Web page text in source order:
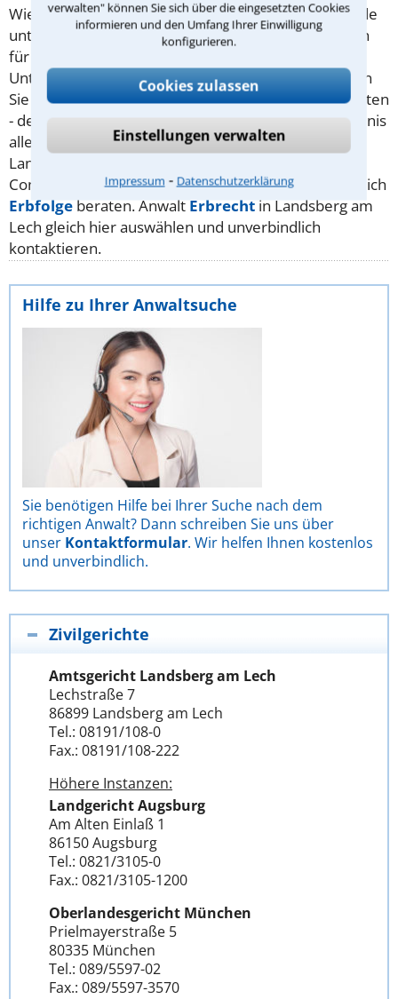
verwalten" können Sie sich über die eingesetzten Cookies
informieren und den Umfang Ihrer Einwilligung
konfigurieren.
Cookies zulassen
Einstellungen verwalten
Impressum ⁃ Datenschutzerklärung
Wie jeder andere Vertrag auch, gilt er solange, bis alle
unterzeichneten Parteien diesen kündigen oder sich
für eine Variante entscheiden. Das ist der große
Unterschied zum Testament: EinTestamentkönnen
Sie selbst persönlich so häufig ändern, wie Sie möchten
- der Erbvertrag erfordert das genannte Einverständnis
aller Vertragsparteien. Lassen Sie sich vor Ort in
Landsberg am Lech ausführlich über die Pro und
Contras zu Erbvertrag, Testament oder doch gesetzlich
Erbfolge beraten. Anwalt Erbrecht in Landsberg am
Lech gleich hier auswählen und unverbindlich
kontaktieren.
Hilfe zu Ihrer Anwaltsuche
Sie benötigen Hilfe bei Ihrer Suche nach dem
richtigen Anwalt? Dann schreiben Sie uns über
unser Kontaktformular. Wir helfen Ihnen kostenlos
und unverbindlich.
Zivilgerichte
Amtsgericht Landsberg am Lech
Lechstraße 7
86899 Landsberg am Lech
Tel.: 08191/108-0
Fax.: 08191/108-222
Höhere Instanzen:
Landgericht Augsburg
Am Alten Einlaß 1
86150 Augsburg
Tel.: 0821/3105-0
Fax.: 0821/3105-1200
Oberlandesgericht München
Prielmayerstraße 5
80335 München
Tel.: 089/5597-02
Fax.: 089/5597-3570